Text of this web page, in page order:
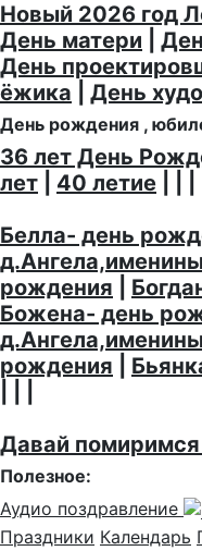
Новый 2026 год
День матери
День
ёжика
День
День рождения ,
36 лет День
лет
40 летие
Белла- день
рождения
Божена- день
рождения
Давай
Полезное:
Аудио поздравление
Праздники Календарь